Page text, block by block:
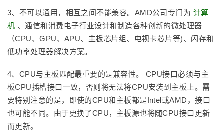
3、不可以通用，相互之间不能兼容。AMD公司专门为 计算
机 、通信和消费电子行业设计和制造各种创新的微处理器
（CPU、GPU、APU、主板芯片组、电视卡芯片等)、闪存和
低功率处理器解决方案。
4、CPU与主板匹配最重要的是兼容性。 CPU接口必须与主
板CPU插槽接口一致，否则将无法将CPU安装到主板上。需
要特别注意的是，即使的CPU和主板都是Intel或AMD，接口
也可能不同。由于更换了CPU，主板源也将随CPU接口更新
而更新。